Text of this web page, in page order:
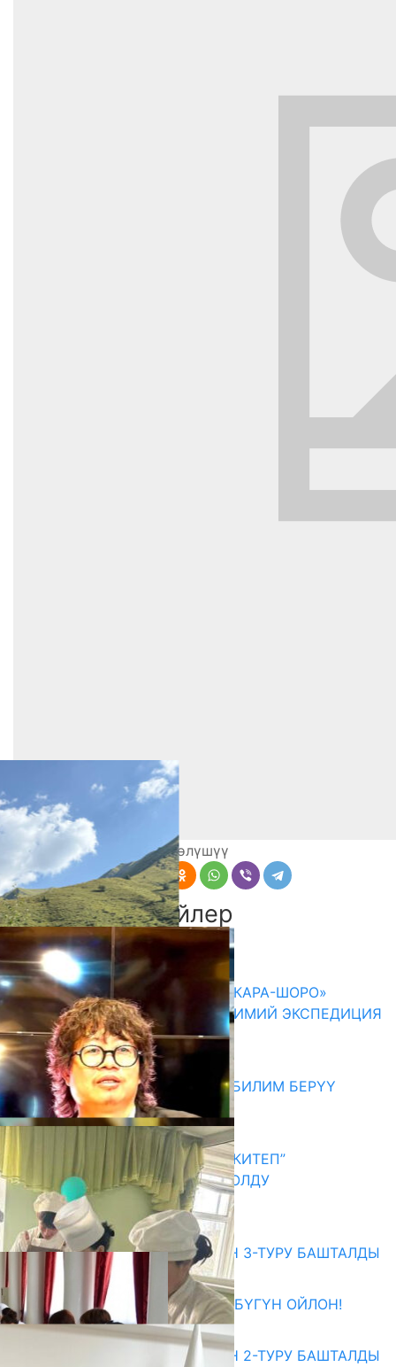
Бөлүшүү
Комментарийлер
Акыркы жаңылыктар
ОШМУНУН ОКУТУУЧУЛАРЫ «КАРА-ШОРО»
ЖАРАТЫЛЫШ ПАРКЫНДА ИЛИМИЙ ЭКСПЕДИЦИЯ
ӨТКӨРҮШТҮ
06.08.2026
МЭР АЙБЕК ДЖУНУШАЛИЕВ БИЛИМ БЕРҮҮ
МЕКЕМЕЛЕРИН КЫДЫРДЫ
06.08.2026
АКЫН А.ИСМАИЛОВ “АЛТЫН КИТЕП”
СЫЙЛЫГЫНЫН ЛАУРЕАТЫ БОЛДУ
06.08.2026
Абитуриент
ЖОЖДОРГО КАБЫЛ АЛУУНУН 3-ТУРУ БАШТАЛДЫ
27.07.2026
ӨЗҮҢДҮН КЕЛЕЧЕГИҢ ҮЧҮН БҮГҮН ОЙЛОН!
20.07.2026
ЖОЖДОРГО КАБЫЛ АЛУУНУН 2-ТУРУ БАШТАЛДЫ